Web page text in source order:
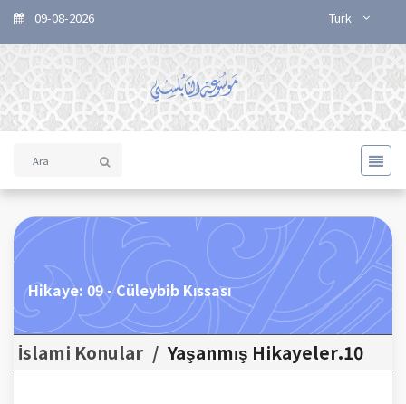
09-08-2026 Türk
Hikaye: 09 - Cüleybib Kıssası
İslami Konular / 10.Yaşanmış Hikayeler